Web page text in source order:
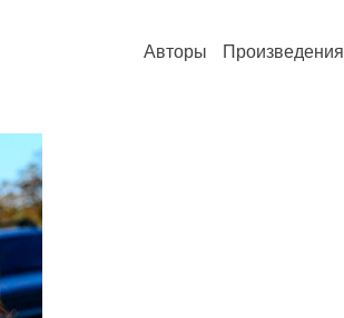
Авторы Произведения